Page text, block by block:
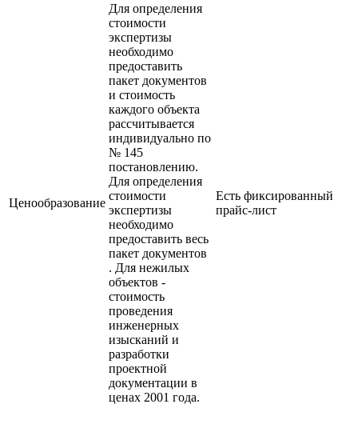
Ценообразование
Для определения
стоимости
экспертизы
необходимо
предоставить
пакет документов
и стоимость
каждого объекта
рассчитывается
индивидуально по
№ 145
постановлению.
Для определения
стоимости
экспертизы
необходимо
предоставить весь
пакет документов
. Для нежилых
объектов -
стоимость
проведения
инженерных
изысканий и
разработки
проектной
документации в
ценах 2001 года.
Есть фиксированный
прайс-лист